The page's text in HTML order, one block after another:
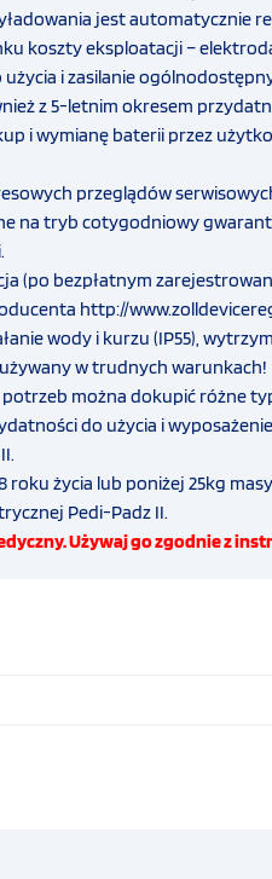
jest automatycznie
koszty eksploatacji –
i zasilanie
z 5-letnim okresem
i wymianę baterii przez
przeglądów
na tryb cotygodniowy
(po bezpłatnym
http://
wody i kurzu (IP55),
w trudnych warunkach!
potrzeb można dokupić różne
do użycia i
.
roku życia lub poniżej 25kg
Pedi-Padz II.
Używaj go zgodnie z